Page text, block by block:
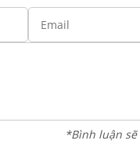
*Bình luận